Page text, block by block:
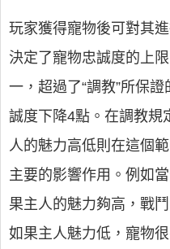
玩家獲得寵物後可對其進
決定了寵物忠誠度的上
一，超過了“調教”所保
誠度下降4點。在調教規
人的魅力高低則在這個
主要的影響作用。例如
果主人的魅力夠高，戰
如果主人魅力低，寵物